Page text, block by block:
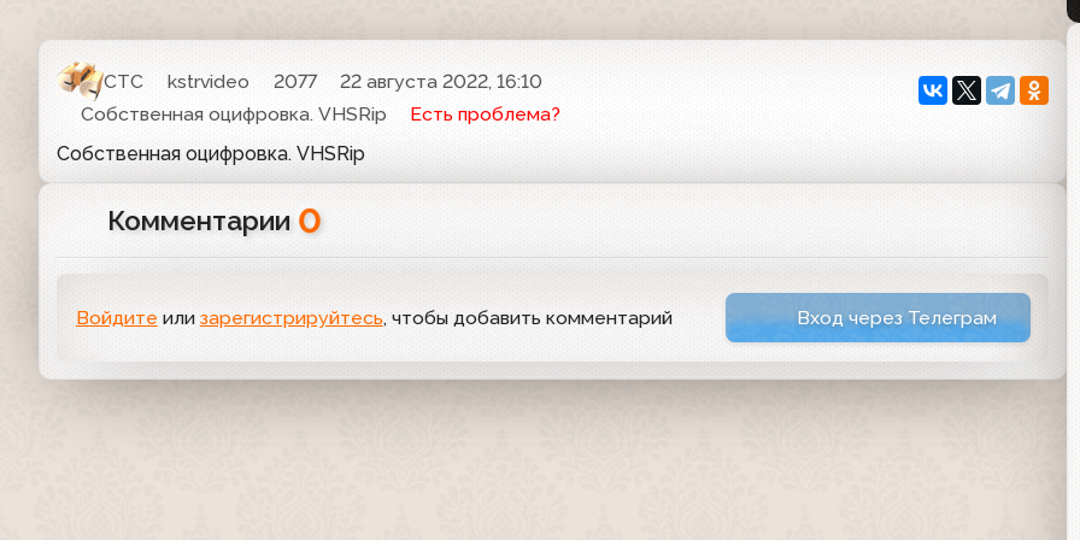
СТС kstrvideo 2077
22 августа 2022, 16:10
Собственная оцифровка. VHSRip
Есть проблема?
Собственная оцифровка. VHSRip
Комментарии 0
Войдите или зарегистрируйтесь, чтобы добавить комментарий Вход через Телеграм